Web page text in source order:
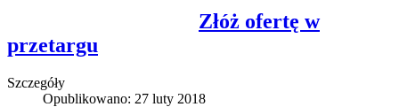
Złóż ofertę w
przetargu
Szczegóły
Opublikowano: 27 luty 2018